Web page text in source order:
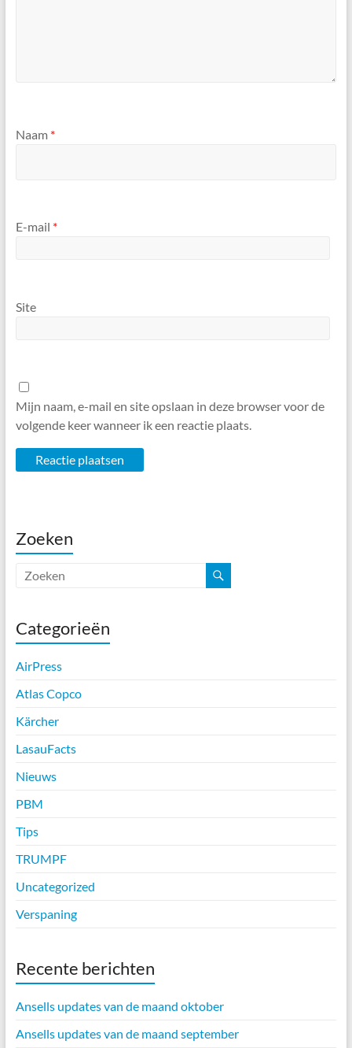
Naam *
E-mail *
Site
Mijn naam, e-mail en site opslaan in deze browser voor de
volgende keer wanneer ik een reactie plaats.
Zoeken
Categorieën
AirPress
Atlas Copco
Kärcher
LasauFacts
Nieuws
PBM
Tips
TRUMPF
Uncategorized
Verspaning
Recente berichten
Ansells updates van de maand oktober
Ansells updates van de maand september